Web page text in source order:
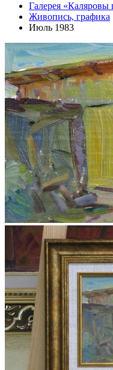
Галерея «Каляровы
Живопись, графика
Июль 1983